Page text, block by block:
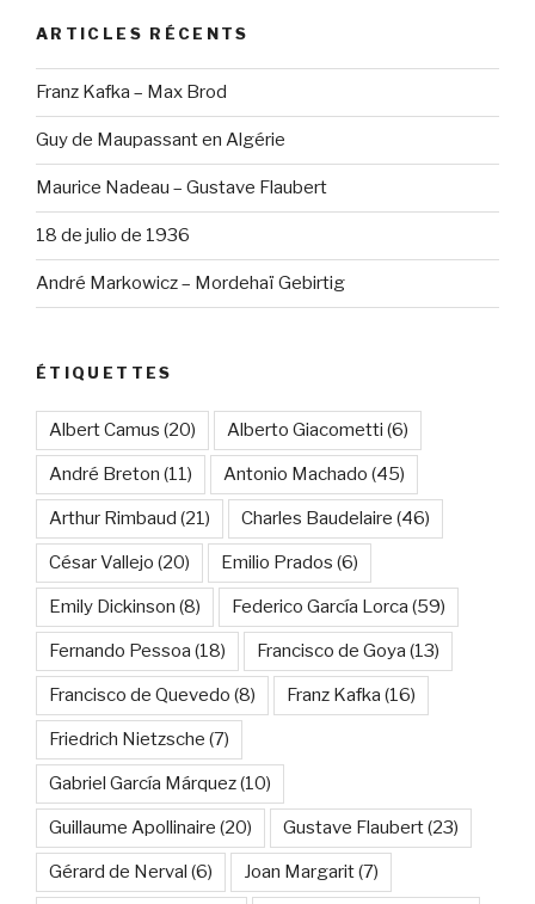
ARTICLES RÉCENTS
Franz Kafka – Max Brod
Guy de Maupassant en Algérie
Maurice Nadeau – Gustave Flaubert
18 de julio de 1936
André Markowicz – Mordehaï Gebirtig
ÉTIQUETTES
Albert Camus (20) Alberto Giacometti (6)
André Breton (11) Antonio Machado (45)
Arthur Rimbaud (21) Charles Baudelaire (46)
César Vallejo (20) Emilio Prados (6)
Emily Dickinson (8) Federico García Lorca (59)
Fernando Pessoa (18) Francisco de Goya (13)
Francisco de Quevedo (8) Franz Kafka (16)
Friedrich Nietzsche (7)
Gabriel García Márquez(10)
Guillaume Apollinaire (20) Gustave Flaubert(23)
Gérard de Nerval (6) Joan Margarit(7)